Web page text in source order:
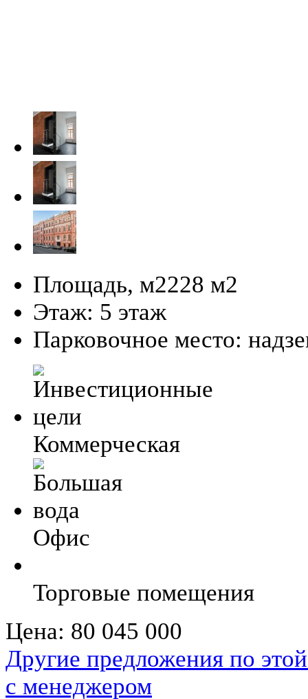
Площадь, м2228 м2
Этаж: 5 этаж
Парковочное место:
Коммерческая
Офис
Торговые помещения
Цена: 80 045 000
Другие предложения по
с менеджером